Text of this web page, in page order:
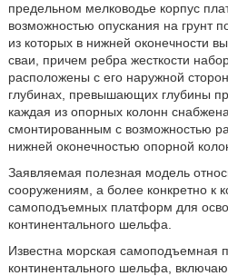
предельном мелководье корпус
возможностью опускания на грунт
из которых в нижней оконечности
сваи, причем ребра жесткости
расположены с его наружной
глубинах, превышающих глубины
каждая из опорных колонн
смонтированным с возможностью
нижней оконечностью опорной
Заявляемая полезная модель
сооружениям, а более конкретно к
самоподъемных платформ для
континентального шельфа.
Известна морская самоподъемная
континентального шельфа,